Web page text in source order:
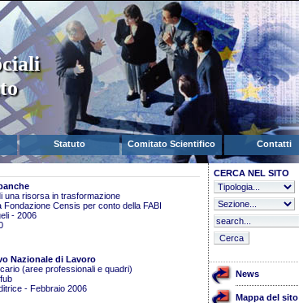
Statuto Comitato Scientifico Contatti
una risorsa in trasformazione
Censis per conto della FABI
- 2006
Nazionale di Lavoro
(aree professionali e quadri)
- Febbraio 2006
CERCA NEL SITO
News
Mappa del sito